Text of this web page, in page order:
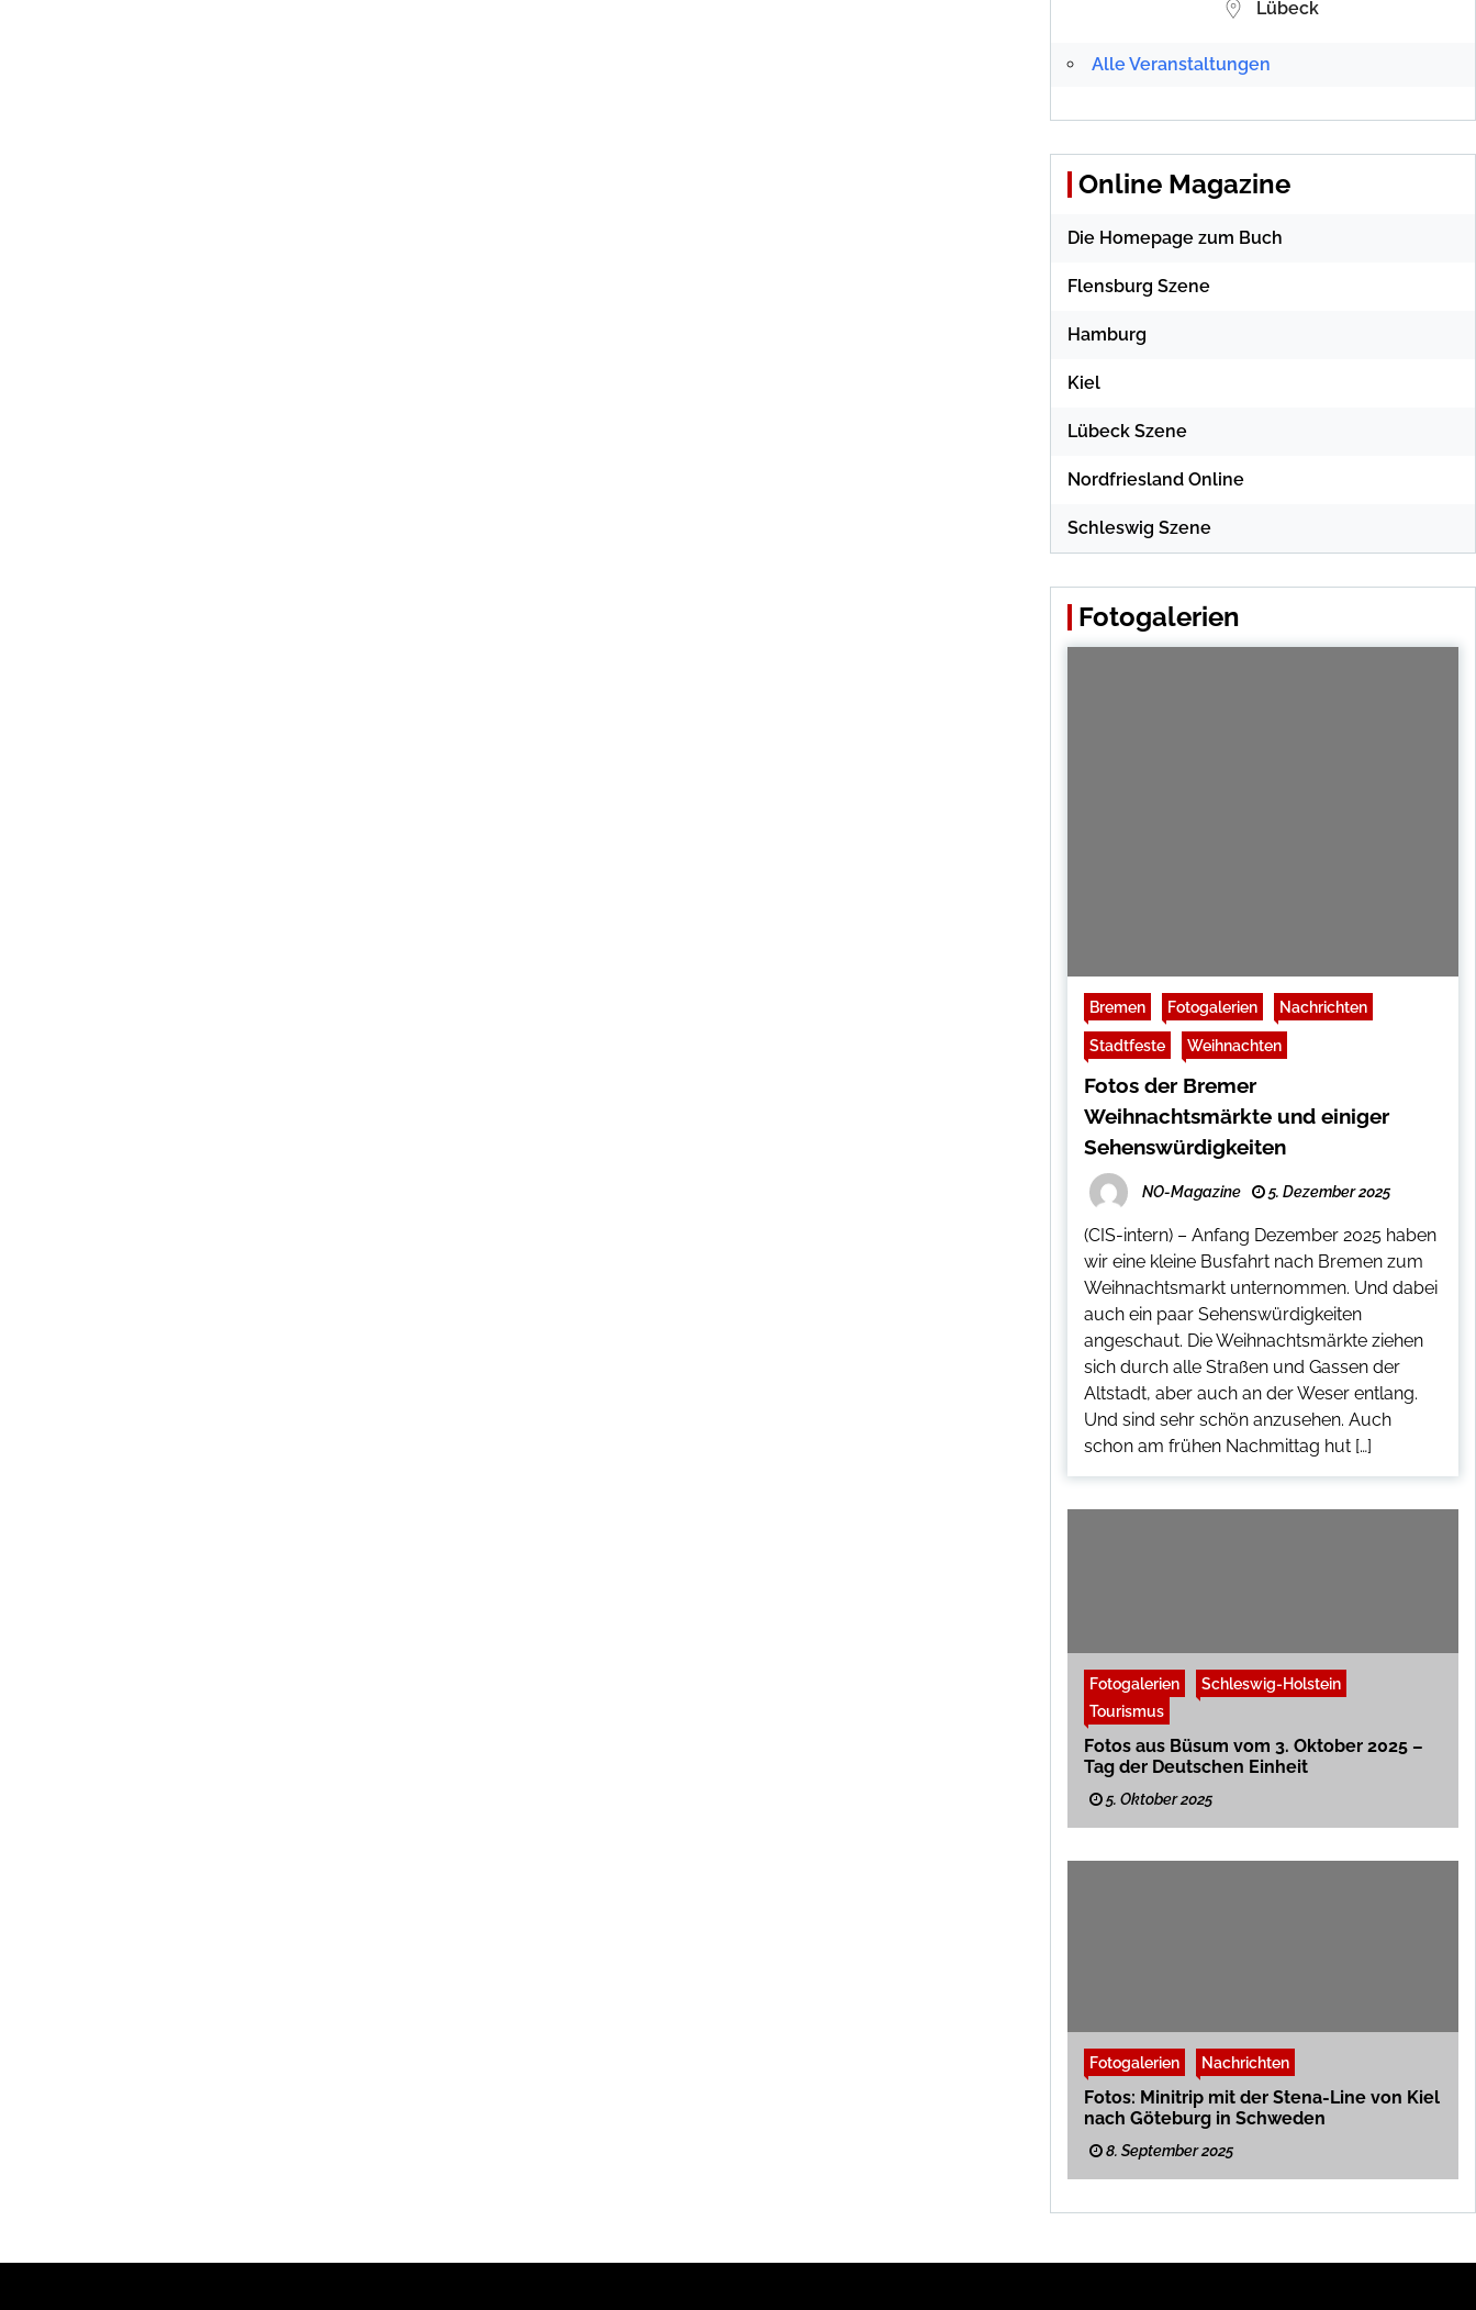
Lübeck
Alle Veranstaltungen
Online Magazine
Die Homepage zum Buch
Flensburg Szene
Hamburg
Kiel
Lübeck Szene
Nordfriesland Online
Schleswig Szene
Fotogalerien
Bremen Fotogalerien Nachrichten
Stadtfeste Weihnachten
Fotos der Bremer
Weihnachtsmärkte und einiger
Sehenswürdigkeiten
NO-Magazine 5. Dezember 2025
(CIS-intern) – Anfang Dezember 2025 haben
wir eine kleine Busfahrt nach Bremen zum
Weihnachtsmarkt unternommen. Und dabei
auch ein paar Sehenswürdigkeiten
angeschaut. Die Weihnachtsmärkte ziehen
sich durch alle Straßen und Gassen der
Altstadt, aber auch an der Weser entlang.
Und sind sehr schön anzusehen. Auch
schon am frühen Nachmittag hut […]
Fotogalerien
Schleswig-Holstein
Tourismus
Fotos aus Büsum vom 3. Oktober 2025 –
Tag der Deutschen Einheit
5. Oktober 2025
Fotogalerien Nachrichten
Fotos: Minitrip mit der Stena-Line von Kiel
nach Göteburg in Schweden
8. September 2025